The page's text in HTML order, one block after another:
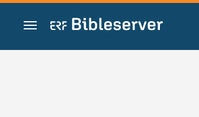
Zum Inhalt springen